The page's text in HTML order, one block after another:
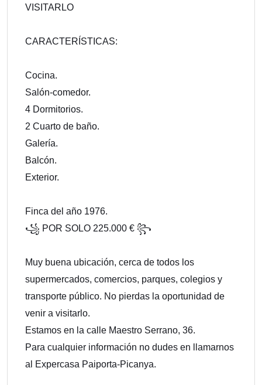
VISITARLO
CARACTERÍSTICAS:
Cocina.
Salón-comedor.
4 Dormitorios.
2 Cuarto de baño.
Galería.
Balcón.
Exterior.
Finca del año 1976.
꧁ POR SOLO 225.000 € ꧂
Muy buena ubicación, cerca de todos los
supermercados, comercios, parques, colegios y
transporte público. No pierdas la oportunidad de
venir a visitarlo.
Estamos en la calle Maestro Serrano, 36.
Para cualquier información no dudes en llamarnos
al Expercasa Paiporta-Picanya.